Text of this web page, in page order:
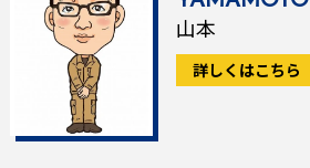
山本
詳しくはこちら